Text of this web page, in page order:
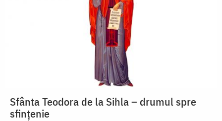
Sfânta Teodora de la Sihla – drumul spre
sfințenie